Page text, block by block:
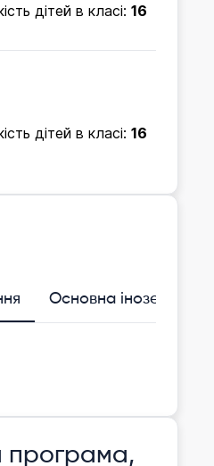
дітей в класі: 16
дітей в класі: 16
Основна іноземна
програма,